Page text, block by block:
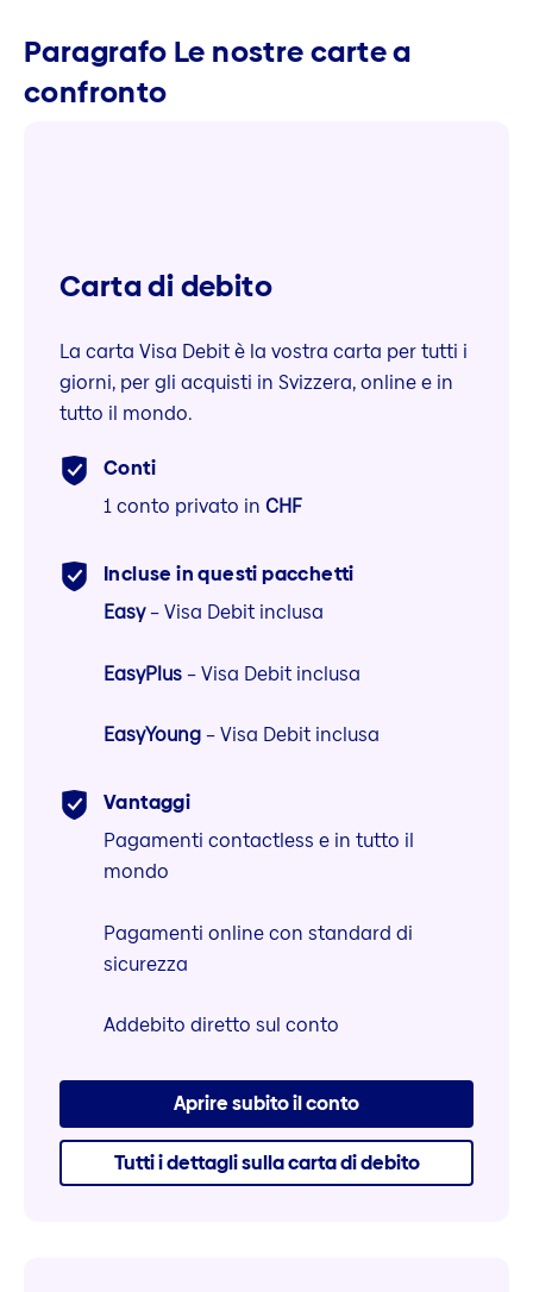
Paragrafo Le nostre carte a
confronto
Carta di debito
La carta Visa Debit è la vostra carta per tutti i
giorni, per gli acquisti in Svizzera, online e in
tutto il mondo.
Conti
1 conto privato in CHF
Incluse in questi pacchetti
Easy– Visa Debit inclusa
EasyPlus– Visa Debit inclusa
EasyYoung– Visa Debit inclusa
Vantaggi
Pagamenti contactless e in tutto il
mondo
Pagamenti online con standard di
sicurezza
Addebito diretto sul conto
Aprire subito il conto
Tutti i dettagli sulla carta di debito